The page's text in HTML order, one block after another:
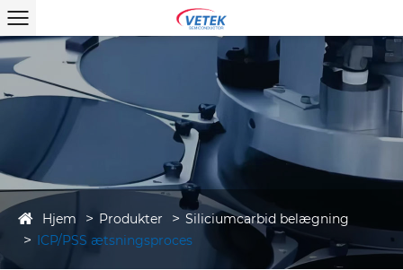
Hjem Produkter
Siliciumcarbid belægning
ICP/PSS ætsningsproces